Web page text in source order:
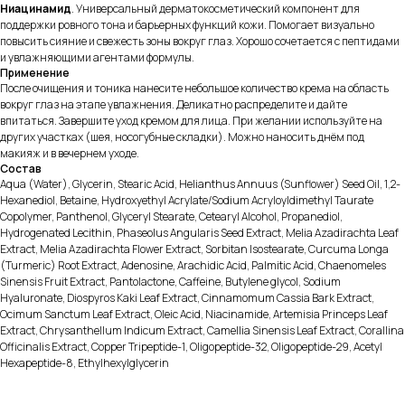
Ниацинамид. Универсальный дерматокосметический компонент для
поддержки ровного тона и барьерных функций кожи. Помогает визуально
повысить сияние и свежесть зоны вокруг глаз. Хорошо сочетается с пептидами
и увлажняющими агентами формулы.
Применение
После очищения и тоника нанесите небольшое количество крема на область
вокруг глаз на этапе увлажнения. Деликатно распределите и дайте
впитаться. Завершите уход кремом для лица. При желании используйте на
других участках (шея, носогубные складки). Можно наносить днём под
макияж и в вечернем уходе.
Состав
Aqua (Water), Glycerin, Stearic Acid, Helianthus Annuus (Sunflower) Seed Oil, 1,2-
Hexanediol, Betaine, Hydroxyethyl Acrylate/Sodium Acryloyldimethyl Taurate
Copolymer, Panthenol, Glyceryl Stearate, Cetearyl Alcohol, Propanediol,
Hydrogenated Lecithin, Phaseolus Angularis Seed Extract, Melia Azadirachta Leaf
Extract, Melia Azadirachta Flower Extract, Sorbitan Isostearate, Curcuma Longa
(Turmeric) Root Extract, Adenosine, Arachidic Acid, Palmitic Acid, Chaenomeles
Sinensis Fruit Extract, Pantolactone, Caffeine, Butylene glycol, Sodium
Hyaluronate, Diospyros Kaki Leaf Extract, Cinnamomum Cassia Bark Extract,
Ocimum Sanctum Leaf Extract, Oleic Acid, Niacinamide, Artemisia Princeps Leaf
Extract, Chrysanthellum Indicum Extract, Camellia Sinensis Leaf Extract, Corallina
Officinalis Extract, Copper Tripeptide-1, Oligopeptide-32, Oligopeptide-29, Acetyl
Hexapeptide-8, Ethylhexylglycerin